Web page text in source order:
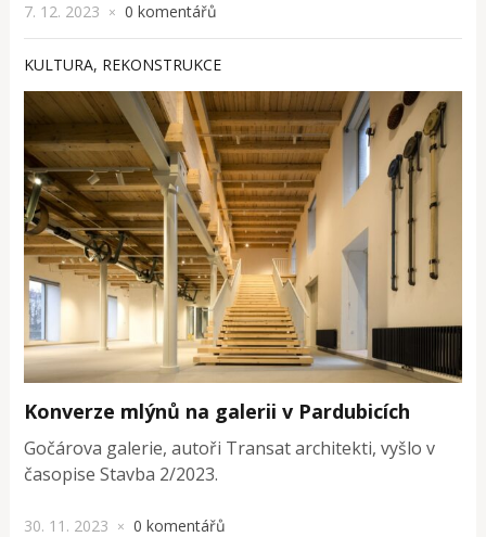
7. 12. 2023 × 0 komentářů
KULTURA, REKONSTRUKCE
Konverze mlýnů na galerii v Pardubicích
Gočárova galerie, autoři Transat architekti, vyšlo v
časopise Stavba 2/2023.
30. 11. 2023 × 0 komentářů